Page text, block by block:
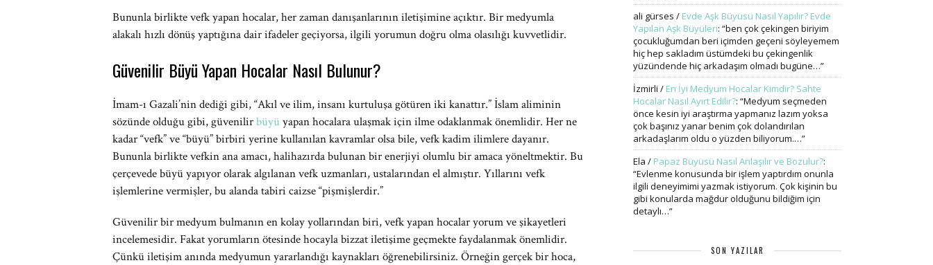
Bununla birlikte vefk yapan hocalar, her zaman danışanlarının iletişimine açıktır. Bir medyumla
alakalı hızlı dönüş yaptığına dair ifadeler geçiyorsa, ilgili yorumun doğru olma olasılığı kuvvetlidir.
Güvenilir Büyü Yapan Hocalar Nasıl Bulunur?
İmam-ı Gazali’nin dediği gibi, “Akıl ve ilim, insanı kurtuluşa götüren iki kanattır.” İslam aliminin
sözünde olduğu gibi, güvenilirbüyü yapan hocalara ulaşmak için ilme odaklanmak önemlidir. Her ne
kadar “vefk” ve “büyü” birbiri yerine kullanılan kavramlar olsa bile, vefk kadim ilimlere dayanır.
Bununla birlikte vefkin ana amacı, halihazırda bulunan bir enerjiyi olumlu bir amaca yöneltmektir. Bu
çerçevede büyü yapıyor olarak algılanan vefk uzmanları, ustalarından el almıştır. Yıllarını vefk
işlemlerine vermişler, bu alanda tabiri caizse “pişmişlerdir.”
Güvenilir bir medyum bulmanın en kolay yollarından biri, vefk yapan hocalar yorum ve şikayetleri
incelemesidir. Fakat yorumların ötesinde hocayla bizzat iletişime geçmekte faydalanmak önemlidir.
Çünkü iletişim anında medyumun yararlandığı kaynakları öğrenebilirsiniz. Örneğin gerçek bir hoca,
ali gürses / Evde Aşk Büyüsü Nasıl Yapılır? Evde
Yapılan Aşk Büyüleri: “ben çok çekingen biriyim
çocukluğumdan beri içimden geçeni söyleyemem
hiç hep sakladım üstümdeki bu çekingenlik
yüzündende hiç arkadaşım olmadı bugüne…”
İzmirli / En İyi Medyum Hocalar Kimdir? Sahte
Hocalar Nasıl Ayırt Edilir?: “Medyum seçmeden
önce kesin iyi araştırma yapmanız lazım yoksa
çok başınız yanar benim çok dolandırılan
arkadaşlarım oldu o yüzden biliyorum.…”
Ela / Papaz Büyüsü Nasıl Anlaşılır ve Bozulur?:
“Evlenme konusunda bir işlem yaptırdım onunla
ilgili deneyimimi yazmak istiyorum. Çok kişinin bu
gibi konularda mağdur olduğunu bildiğim için
detaylı…”
SON YAZILAR